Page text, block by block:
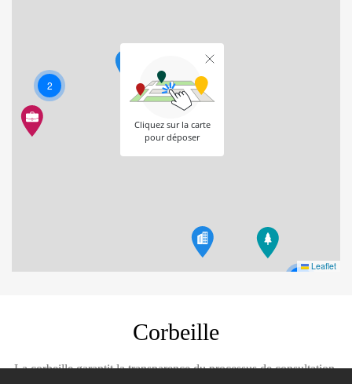
2
Cliquez sur la carte
pour déposer
Leaflet
Corbeille
La corbeille garantit la transparence du processus de consultation.